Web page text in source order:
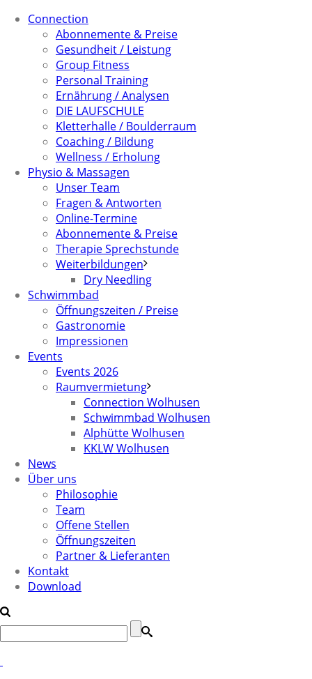
Connection
Abonnemente & Preise
Gesundheit / Leistung
Group Fitness
Personal Training
Ernährung / Analysen
DIE LAUFSCHULE
Kletterhalle / Boulderraum
Coaching / Bildung
Wellness / Erholung
Physio & Massagen
Unser Team
Fragen & Antworten
Online-Termine
Abonnemente & Preise
Therapie Sprechstunde
Weiterbildungen
Dry Needling
Schwimmbad
Öffnungszeiten / Preise
Gastronomie
Impressionen
Events
Events 2026
Raumvermietung
Connection Wolhusen
Schwimmbad Wolhusen
Alphütte Wolhusen
KKLW Wolhusen
News
Über uns
Philosophie
Team
Offene Stellen
Öffnungszeiten
Partner & Lieferanten
Kontakt
Download